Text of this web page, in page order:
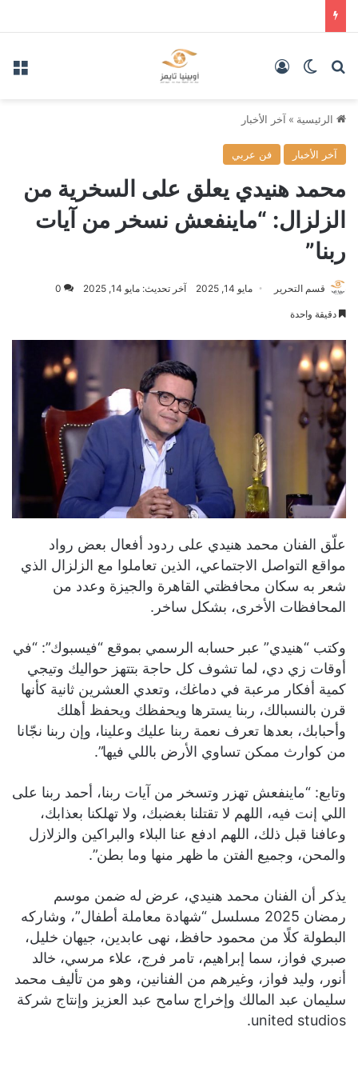
بحث عنالوضع المظلم
الرئيسية » آخر الأخبار
آخر الأخبار فن عربي
محمد هنيدي يعلق على السخرية من
الزلزال: “ماينفعش نسخر من آيات
ربنا”
قسم التحرير مايو 14, 2025 آخر تحديث: مايو 14, 2025 0
دقيقة واحدة
علّق الفنان محمد هنيدي على ردود أفعال بعض رواد
مواقع التواصل الاجتماعي، الذين تعاملوا مع الزلزال الذي
شعر به سكان محافظتي القاهرة والجيزة وعدد من
المحافظات الأخرى، بشكل ساخر.
وكتب “هنيدي” عبر حسابه الرسمي بموقع “فيسبوك”: “في
أوقات زي دي، لما تشوف كل حاجة بتتهز حواليك وتيجي
كمية أفكار مرعبة في دماغك، وتعدي العشرين ثانية كأنها
قرن بالنسبالك، ربنا يسترها ويحفظك ويحفظ أهلك
وأحبابك، بعدها تعرف نعمة ربنا عليك وعلينا، وإن ربنا نجّانا
من كوارث ممكن تساوي الأرض باللي فيها”.
وتابع: “ماينفعش تهزر وتسخر من آيات ربنا، أحمد ربنا على
اللي إنت فيه، اللهم لا تقتلنا بغضبك، ولا تهلكنا بعذابك،
وعافنا قبل ذلك، اللهم ادفع عنا البلاء والبراكين والزلازل
والمحن، وجميع الفتن ما ظهر منها وما بطن”.
يذكر أن الفنان محمد هنيدي، عرض له ضمن موسم
رمضان 2025 مسلسل “شهادة معاملة أطفال”، وشاركه
البطولة كلًا من محمود حافظ، نهى عابدين، جيهان خليل،
صبري فواز، سما إبراهيم، تامر فرج، علاء مرسي، خالد
أنور، وليد فواز، وغيرهم من الفنانين، وهو من تأليف محمد
سليمان عبد المالك وإخراج سامح عبد العزيز وإنتاج شركة
united studios.